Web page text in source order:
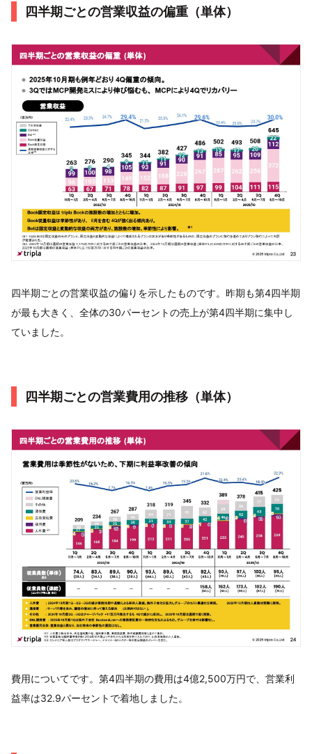
四半期ごとの営業収益の偏重（単体）
四半期ごとの営業収益の偏りを示したものです。昨期も第4四半期
が最も大きく、全体の30パーセントの売上が第4四半期に集中し
ていました。
四半期ごとの営業費用の推移（単体）
費用についてです。第4四半期の費用は4億2,500万円で、営業利
益率は32.9パーセントで着地しました。